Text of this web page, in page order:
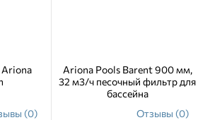
(0)
Ariona Pools Barent 900 мм,
32 м3/ч песочный фильтр для
бассейна
Отзывы (0)